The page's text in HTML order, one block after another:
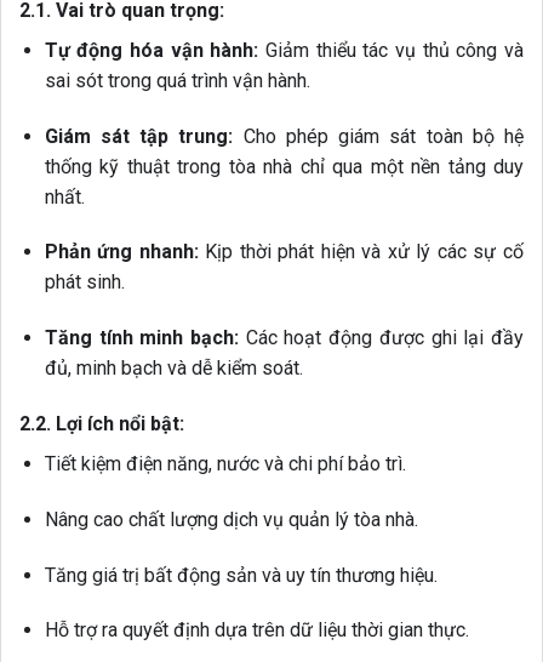
2.1. Vai trò quan trọng:
Tự động hóa vận hành: Giảm thiểu tác vụ thủ công và
sai sót trong quá trình vận hành.
Giám sát tập trung: Cho phép giám sát toàn bộ hệ
thống kỹ thuật trong tòa nhà chỉ qua một nền tảng duy
nhất.
Phản ứng nhanh:Kịp thời phát hiện và xử lý các sự cố
phát sinh.
Tăng tính minh bạch:Các hoạt động được ghi lại đầy
đủ, minh bạch và dễ kiểm soát.
2.2. Lợi ích nổi bật:
Tiết kiệm điện năng, nước và chi phí bảo trì.
Nâng cao chất lượng dịch vụ quản lý tòa nhà.
Tăng giá trị bất động sản và uy tín thương hiệu.
Hỗ trợ ra quyết định dựa trên dữ liệu thời gian thực.